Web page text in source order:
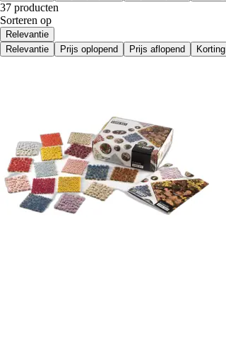
37 producten
Sorteren op
Relevantie
Relevantie
Prijs oplopend Prijs aflopend Korting